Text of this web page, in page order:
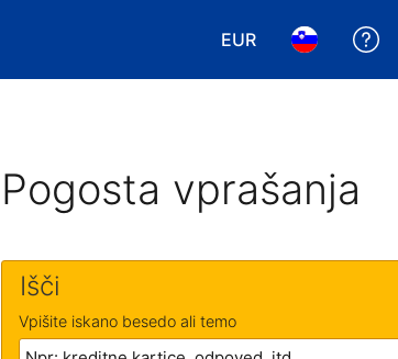
EUR
Izbira valute. Vaša
Izbira
Pogosta vprašanja
Išči
Vpišite iskano besedo ali temo